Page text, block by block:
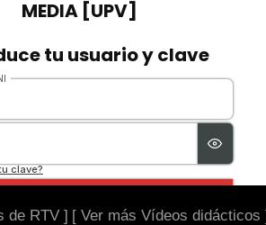
de RTV ] [ Ver más Vídeos didácticos